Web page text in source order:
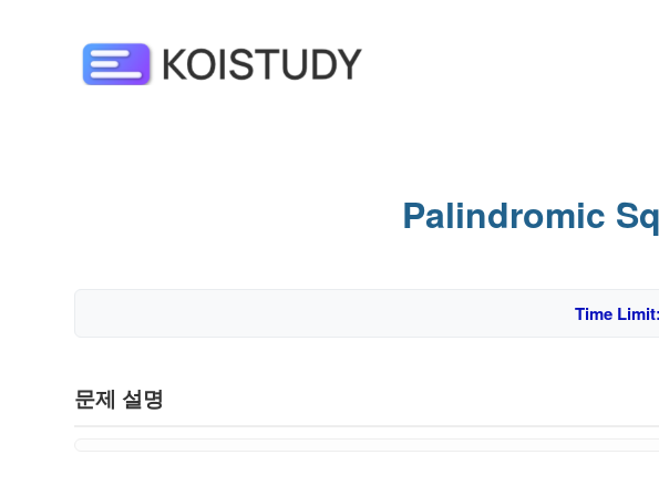
Palindromic
Time
문제 설명